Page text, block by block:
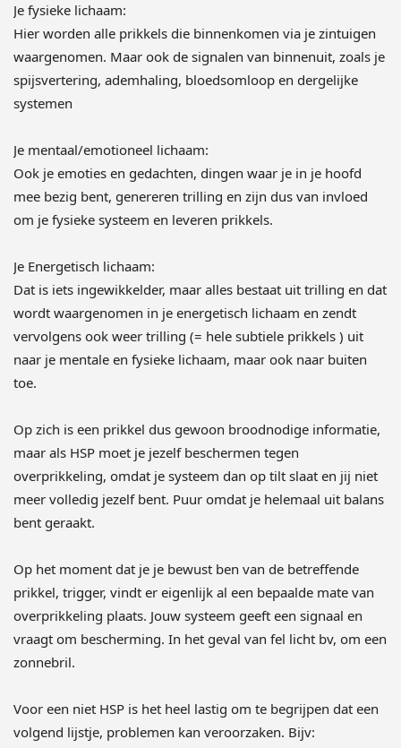
Je fysieke lichaam:
Hier worden alle prikkels die binnenkomen via je zintuigen
waargenomen. Maar ook de signalen van binnenuit, zoals je
spijsvertering, ademhaling, bloedsomloop en dergelijke
systemen
Je mentaal/emotioneel lichaam:
Ook je emoties en gedachten, dingen waar je in je hoofd
mee bezig bent, genereren trilling en zijn dus van invloed
om je fysieke systeem en leveren prikkels.
Je Energetisch lichaam:
Dat is iets ingewikkelder, maar alles bestaat uit trilling en dat
wordt waargenomen in je energetisch lichaam en zendt
vervolgens ook weer trilling (= hele subtiele prikkels ) uit
naar je mentale en fysieke lichaam, maar ook naar buiten
toe.
Op zich is een prikkel dus gewoon broodnodige informatie,
maar als HSP moet je jezelf beschermen tegen
overprikkeling, omdat je systeem dan op tilt slaat en jij niet
meer volledig jezelf bent. Puur omdat je helemaal uit balans
bent geraakt.
Op het moment dat je je bewust ben van de betreffende
prikkel, trigger, vindt er eigenlijk al een bepaalde mate van
overprikkeling plaats. Jouw systeem geeft een signaal en
vraagt om bescherming. In het geval van fel licht bv, om een
zonnebril.
Voor een niet HSP is het heel lastig om te begrijpen dat een
volgend lijstje, problemen kan veroorzaken. Bijv: